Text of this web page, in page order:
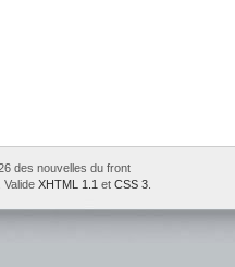
des nouvelles du front
. Valide XHTML 1.1 et CSS 3